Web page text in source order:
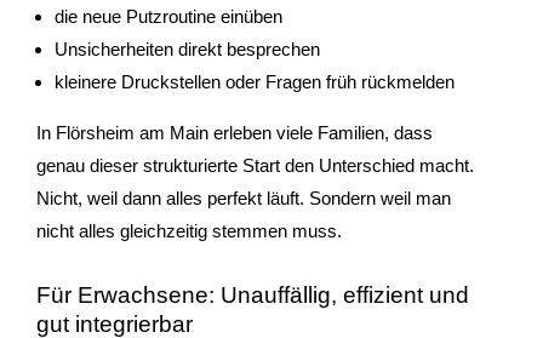
die neue Putzroutine einüben
Unsicherheiten direkt besprechen
kleinere Druckstellen oder Fragen früh rückmelden
In Flörsheim am Main erleben viele Familien, dass
genau dieser strukturierte Start den Unterschied macht.
Nicht, weil dann alles perfekt läuft. Sondern weil man
nicht alles gleichzeitig stemmen muss.
Für Erwachsene: Unauffällig, effizient und
gut integrierbar